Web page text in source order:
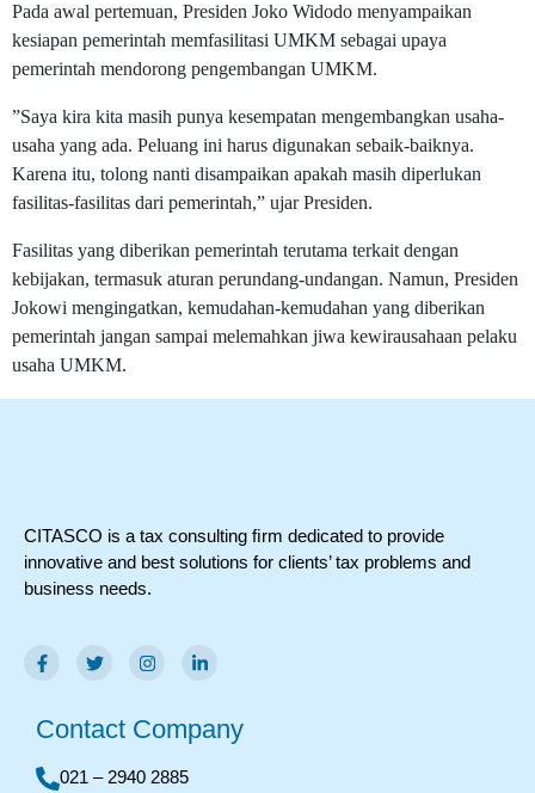
Pada awal pertemuan, Presiden Joko Widodo menyampaikan
kesiapan pemerintah memfasilitasi UMKM sebagai upaya
pemerintah mendorong pengembangan UMKM.
”Saya kira kita masih punya kesempatan mengembangkan usaha-
usaha yang ada. Peluang ini harus digunakan sebaik-baiknya.
Karena itu, tolong nanti disampaikan apakah masih diperlukan
fasilitas-fasilitas dari pemerintah,” ujar Presiden.
Fasilitas yang diberikan pemerintah terutama terkait dengan
kebijakan, termasuk aturan perundang-undangan. Namun, Presiden
Jokowi mengingatkan, kemudahan-kemudahan yang diberikan
pemerintah jangan sampai melemahkan jiwa kewirausahaan pelaku
usaha UMKM.
CITASCO is a tax consulting ﬁrm dedicated to provide
innovative and best solutions for clients’ tax problems and
business needs.
Contact Company
021 – 2940 2885